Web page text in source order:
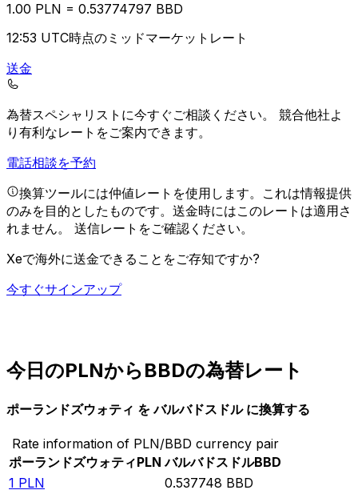
1.00 PLN = 0.53774797 BBD
12:53 UTC時点のミッドマーケットレート
送金
為替スペシャリストに今すぐご相談ください。 競合他社よ
り有利なレートをご案内できます。
電話相談を予約
換算ツールには仲値レートを使用します。これは情報提供
のみを目的としたものです。送金時にはこのレートは適用さ
れません。 送信レートをご確認ください。
Xeで海外に送金できることをご存知ですか?
今すぐサインアップ
今日のPLNからBBDの為替レート
ポーランドズウォティ を バルバドスドル に換算する
Rate information of PLN/BBD currency pair
ポーランドズウォティPLN バルバドスドルBBD
1 PLN 0.537748 BBD